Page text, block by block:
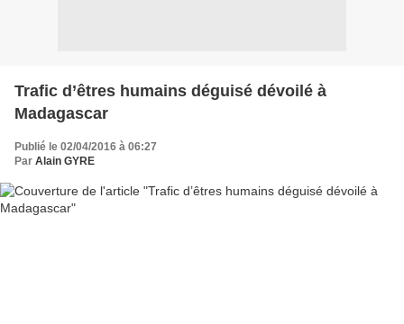
Trafic d’êtres humains déguisé dévoilé à
Madagascar
Publié le 02/04/2016 à 06:27
Par Alain GYRE